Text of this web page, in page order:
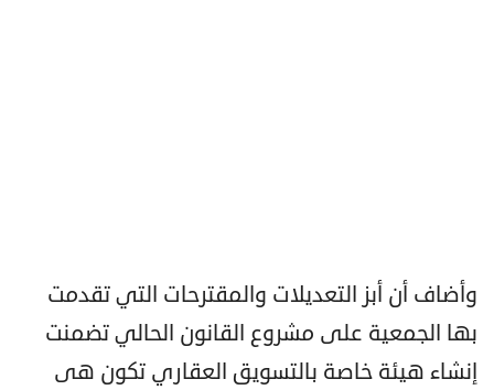
وأضاف أن أبز التعديلات والمقترحات التي تقدمت
بها الجمعية على مشروع القانون الحالي تضمنت
إنشاء هيئة خاصة بالتسويق العقاري تكون هى